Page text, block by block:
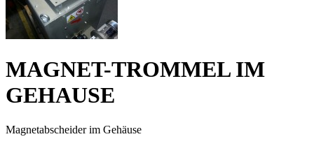
MAGNET-TROMMEL IM
GEHAUSE
Magnetabscheider im Gehäuse